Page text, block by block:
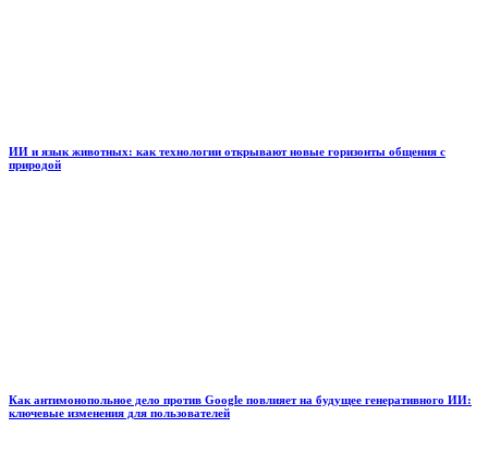
ИИ и язык животных: как технологии открывают новые горизонты общения с
природой
Как антимонопольное дело против Google повлияет на будущее генеративного ИИ:
ключевые изменения для пользователей